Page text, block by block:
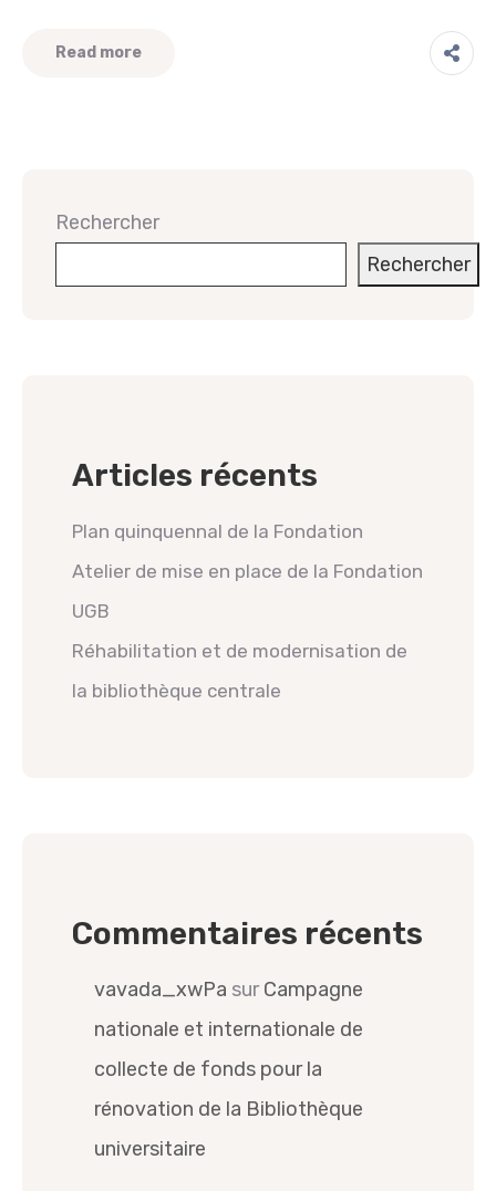
Read more
Rechercher
Rechercher
Articles récents
Plan quinquennal de la Fondation
Atelier de mise en place de la Fondation
UGB
Réhabilitation et de modernisation de
la bibliothèque centrale
Commentaires récents
vavada_xwPa surCampagne
nationale et internationale de
collecte de fonds pour la
rénovation de la Bibliothèque
universitaire